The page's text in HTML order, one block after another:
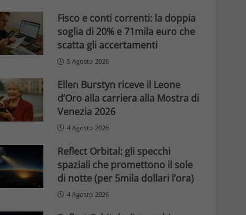
Fisco e conti correnti: la doppia
soglia di 20% e 71mila euro che
scatta gli accertamenti
5 Agosto 2026
Ellen Burstyn riceve il Leone
d’Oro alla carriera alla Mostra di
Venezia 2026
4 Agosto 2026
Reflect Orbital: gli specchi
spaziali che promettono il sole
di notte (per 5mila dollari l’ora)
4 Agosto 2026